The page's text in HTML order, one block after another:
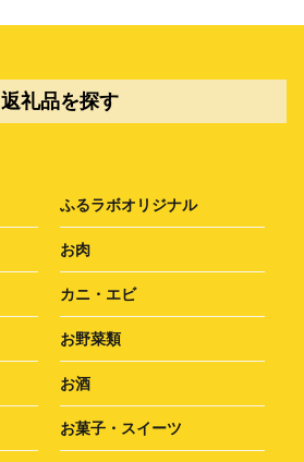
返礼品を探す
ふるラボオリジナル
お肉
カニ・エビ
お野菜類
お酒
お菓子・スイーツ